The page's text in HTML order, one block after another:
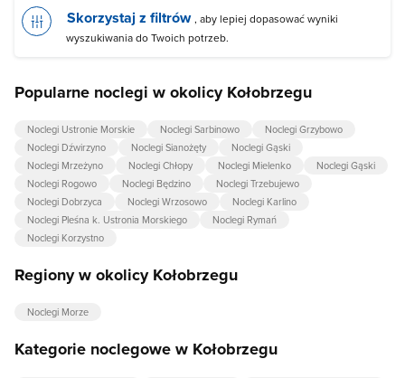
Skorzystaj z filtrów , aby lepiej dopasować wyniki
wyszukiwania do Twoich potrzeb.
Popularne noclegi w okolicy Kołobrzegu
Noclegi Ustronie Morskie Noclegi Sarbinowo
Noclegi Grzybowo
Noclegi Dźwirzyno
Noclegi Sianożęty
Noclegi Gąski
Noclegi Mrzeżyno
Noclegi Chłopy Noclegi Mielenko
Noclegi Gąski
Noclegi Rogowo
Noclegi Będzino
Noclegi Trzebujewo
Noclegi Dobrzyca
Noclegi Wrzosowo
Noclegi Karlino
Noclegi Pleśna k. Ustronia Morskiego
Noclegi Rymań
Noclegi Korzystno
Regiony w okolicy Kołobrzegu
Noclegi Morze
Kategorie noclegowe w Kołobrzegu